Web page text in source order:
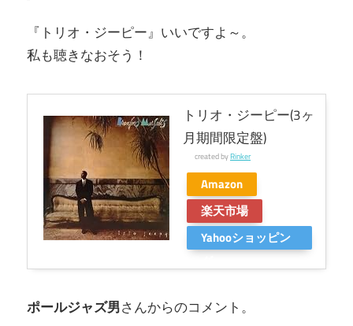
『トリオ・ジーピー』いいですよ～。
私も聴きなおそう！
トリオ・ジーピー(3ヶ
月期間限定盤)
created byRinker
Amazon
楽天市場
Yahooショッピン
ポールジャズ男さんからのコメント。